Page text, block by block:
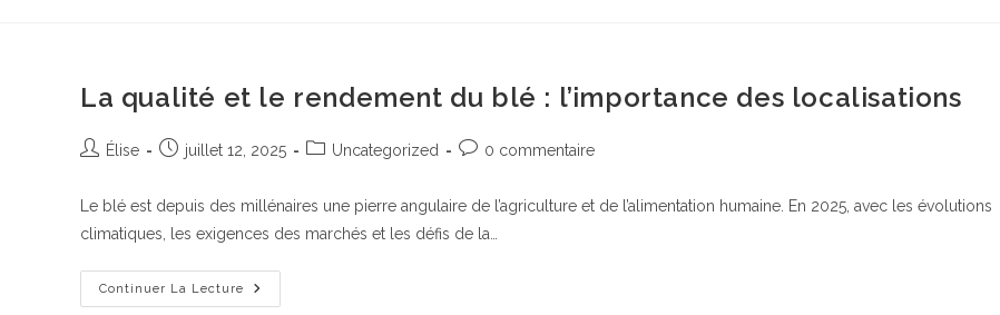
La qualité et le rendement du blé : l’importance des localisations
Auteur/autrice
Élise
Publication
juillet 12, 2025
PostUncategorized
Commentaires
publication :
0 commentaire
Le blé est depuis des millénaires une pierre angulaire de l’agriculture et de l’alimentation humaine. En 2025, avec les évolutions
climatiques, les exigences des marchés et les défis de la…
Continuer La Lecture
La
Qualité